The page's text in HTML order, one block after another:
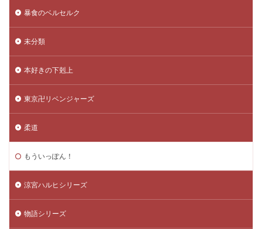
暴食のベルセルク
未分類
本好きの下剋上
東京卍リベンジャーズ
柔道
もういっぽん！
涼宮ハルヒシリーズ
物語シリーズ